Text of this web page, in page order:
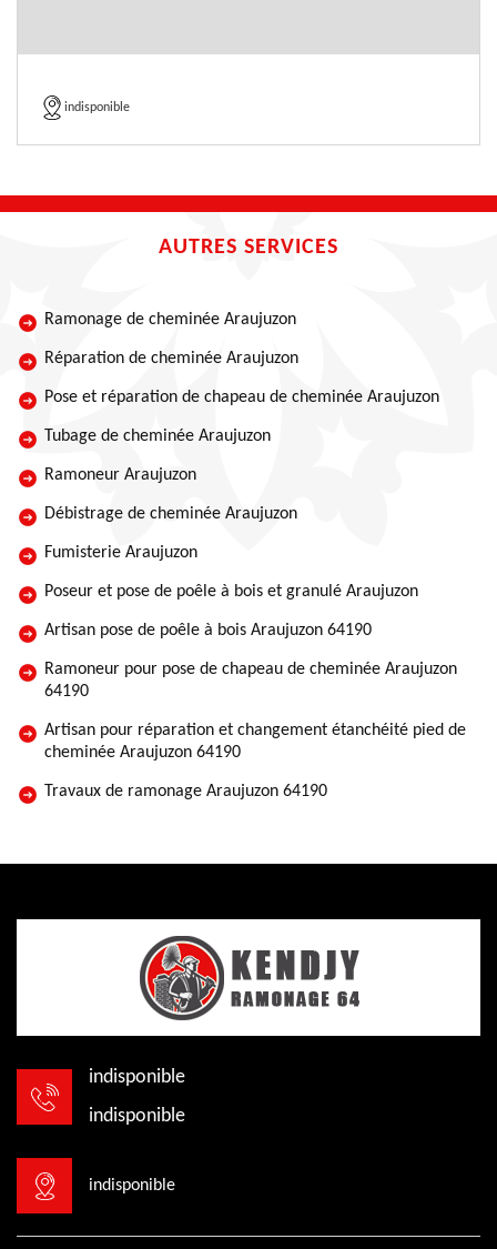
indisponible
AUTRES SERVICES
Ramonage de cheminée Araujuzon
Réparation de cheminée Araujuzon
Pose et réparation de chapeau de cheminée Araujuzon
Tubage de cheminée Araujuzon
Ramoneur Araujuzon
Débistrage de cheminée Araujuzon
Fumisterie Araujuzon
Poseur et pose de poêle à bois et granulé Araujuzon
Artisan pose de poêle à bois Araujuzon 64190
Ramoneur pour pose de chapeau de cheminée Araujuzon
64190
Artisan pour réparation et changement étanchéité pied de
cheminée Araujuzon 64190
Travaux de ramonage Araujuzon 64190
indisponible
indisponible
indisponible